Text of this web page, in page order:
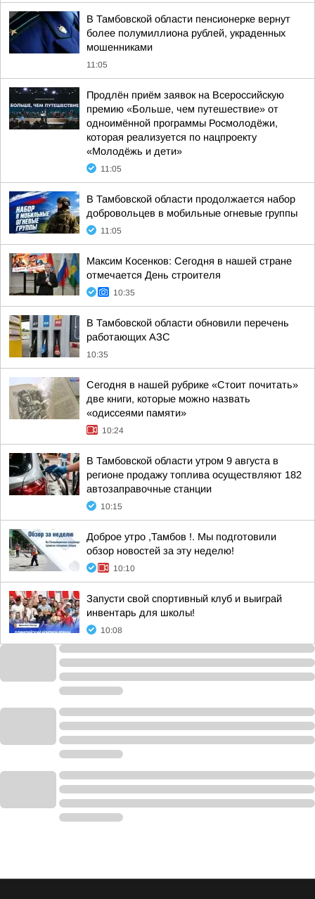
В Тамбовской области пенсионерке вернут
более полумиллиона рублей, украденных
мошенниками
11:05
Продлён приём заявок на Всероссийскую
премию «Больше, чем путешествие» от
одноимённой программы Росмолодёжи,
которая реализуется по нацпроекту
«Молодёжь и дети»
11:05
В Тамбовской области продолжается набор
добровольцев в мобильные огневые группы
11:05
Максим Косенков: Сегодня в нашей стране
отмечается День строителя
10:35
В Тамбовской области обновили перечень
работающих АЗС
10:35
Сегодня в нашей рубрике «Стоит почитать»
две книги, которые можно назвать
«одиссеями памяти»
10:24
В Тамбовской области утром 9 августа в
регионе продажу топлива осуществляют 182
автозаправочные станции
10:15
Доброе утро ,Тамбов !. Мы подготовили
обзор новостей за эту неделю!
10:10
Запусти свой спортивный клуб и выиграй
инвентарь для школы!
10:08